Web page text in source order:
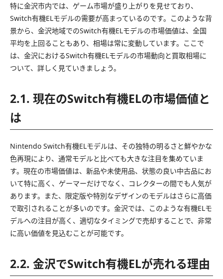
特に金沢市内では、ゲーム市場が盛り上がりを見せており、
Switch有機ELモデルの需要が高まっているのです。このような背
景から、金沢地域でのSwitch有機ELモデルの市場価値は、全国
平均を上回ることもあり、相場は常に変動しています。ここで
は、金沢におけるSwitch有機ELモデルの市場動向と買取相場に
ついて、詳しく見ていきましょう。
2.1. 現在のSwitch有機ELの市場価値と
は
Nintendo Switch有機ELモデルは、その独特の明るさと鮮やかな
色再現により、通常モデルと比べても大きな注目を集めていま
す。現在の市場価値は、新品や未使用品、状態の良い中古品にお
いて特に高く、ゲーマーだけでなく、コレクターの間でも人気が
あります。また、限定版や特別なデザインのモデルはさらに高価
で取引されることが多いのです。金沢では、このような有機ELモ
デルへの注目が高く、適切なタイミングで売却することで、非常
に高い価値を見込むことが可能です。
2.2. 金沢でSwitch有機ELが売れる理由